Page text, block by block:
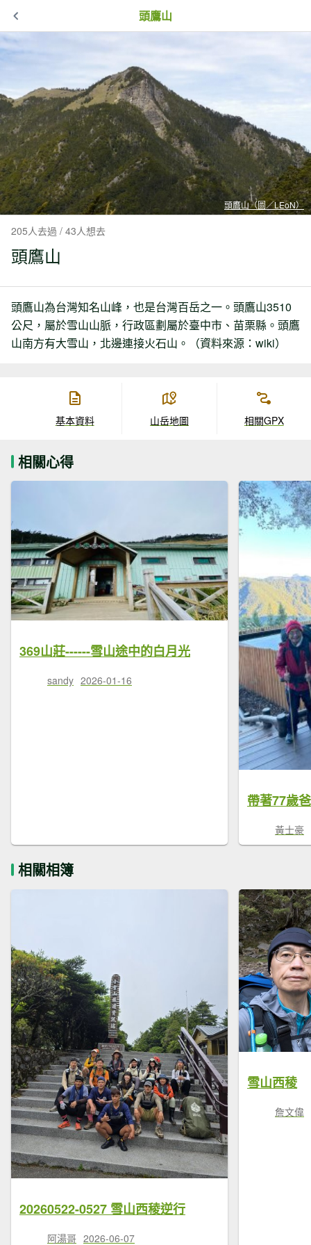
頭鷹山
頭鷹山（圖／LEoN）
205人去過 / 43人想去
頭鷹山
頭鷹山為台灣知名山峰，也是台灣百岳之一。頭鷹山3510
公尺，屬於雪山山脈，行政區劃屬於臺中市、苗栗縣。頭鷹
山南方有大雪山，北邊連接火石山。（資料來源：wiki）
基本資料 山岳地圖 相關GPX
相關心得
369山莊------雪山途中的白月光
sandy 2026-01-16
黃士豪
相關相簿
20260522-0527 雪山西稜逆行
阿湯哥 2026-06-07
雪山西稜
詹文偉